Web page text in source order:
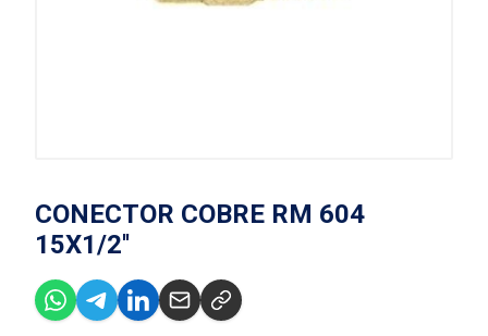
CONECTOR COBRE RM 604
15X1/2''